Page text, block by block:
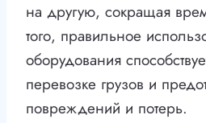
на другую, сокращая
того, правильное
оборудования
перевозке грузов и
повреждений и потерь.